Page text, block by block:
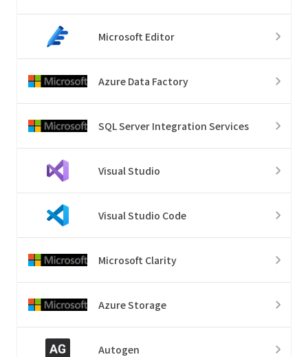
Microsoft Editor
Azure Data Factory
SQL Server Integration Services
Visual Studio
Visual Studio Code
Microsoft Clarity
Azure Storage
Autogen